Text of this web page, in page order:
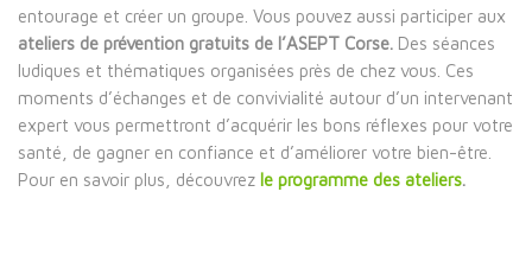
entourage et créer un groupe. Vous pouvez aussi participer aux
ateliers de prévention gratuits de l’ASEPT Corse. Des séances
ludiques et thématiques organisées près de chez vous. Ces
moments d’échanges et de convivialité autour d’un intervenant
expert vous permettront d’acquérir les bons réflexes pour votre
santé, de gagner en confiance et d’améliorer votre bien-être.
Pour en savoir plus, découvrez le programme des ateliers.